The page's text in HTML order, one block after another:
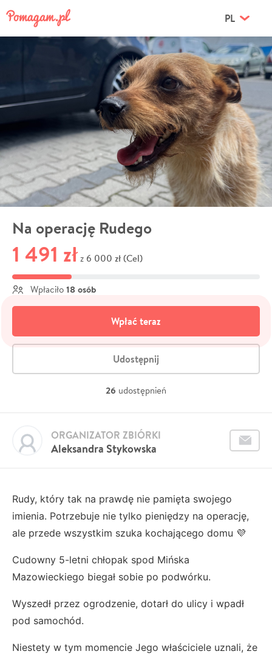
PL
Na operację Rudego
1 491 zł z 6 000 zł (Cel)
Wpłaciło 18 osób
Wpłać teraz
Udostępnij
26 udostępnień
Aleksandra Stykowska
ORGANIZATOR ZBIÓRKI
Rudy, który tak na prawdę nie pamięta swojego
imienia. Potrzebuje nie tylko pieniędzy na operację,
ale przede wszystkim szuka kochającego domu 💜
Cudowny 5-letni chłopak spod Mińska
Mazowieckiego biegał sobie po podwórku.
Wyszedł przez ogrodzenie, dotarł do ulicy i wpadł
pod samochód.
Niestety w tym momencie Jego właściciele uznali, że